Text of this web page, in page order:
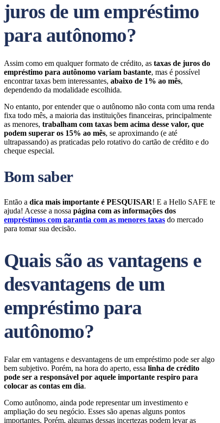
juros de um empréstimo
para autônomo?
Assim como em qualquer formato de crédito, as taxas de juros do
empréstimo para autônomo variam bastante, mas é possível
encontrar taxas bem interessantes, abaixo de 1% ao mês,
dependendo da modalidade escolhida.
No entanto, por entender que o autônomo não conta com uma renda
fixa todo mês, a maioria das instituições financeiras, principalmente
as menores, trabalham com taxas bem acima desse valor, que
podem superar os 15% ao mês, se aproximando (e até
ultrapassando) as praticadas pelo rotativo do cartão de crédito e do
cheque especial.
Bom saber
Então a dica mais importante é PESQUISAR! E a Hello SAFE te
ajuda! Acesse a nossa página com as informações dos
empréstimos com garantia com as menores taxas do mercado
para tomar sua decisão.
Quais são as vantagens e
desvantagens de um
empréstimo para
autônomo?
Falar em vantagens e desvantagens de um empréstimo pode ser algo
bem subjetivo. Porém, na hora do aperto, essa linha de crédito
pode ser a responsável por aquele importante respiro para
colocar as contas em dia.
Como autônomo, ainda pode representar um investimento e
ampliação do seu negócio. Esses são apenas alguns pontos
importantes. Porém, algumas dessas incertezas podem levar as